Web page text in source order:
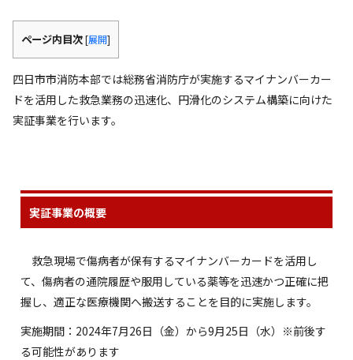
ページ内目次[展開]
四日市市消防本部では総務省消防庁が実施するマイナンバーカー
ドを活用した救急業務の迅速化、円滑化のシステム構築に向けた
実証事業を行います。
実証事業の概要
救急現場で傷病者が保有するマイナンバーカードを活用し
て、傷病者の通院履歴や服用している薬等を迅速かつ正確に把
握し、適正な医療機関へ搬送することを目的に実施します。
実施期間：2024年7月26日（金）から9月25日（水）※前後す
る可能性があります